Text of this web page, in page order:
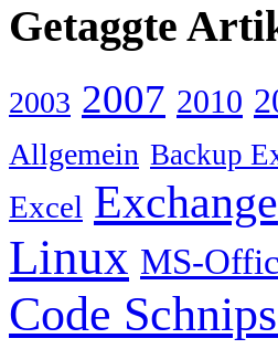
Getaggte
2003 2007 2010
Allgemein Backup
Excel Exchange
Linux MS-
Code